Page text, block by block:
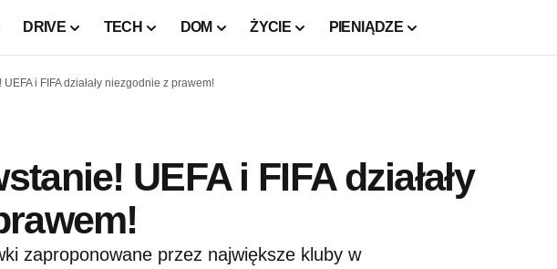
DRIVE TECH DOM ŻYCIE PIENIĄDZE
i FIFA działały niezgodnie z prawem!
UEFA i FIFA działały
zaproponowane przez największe kluby w